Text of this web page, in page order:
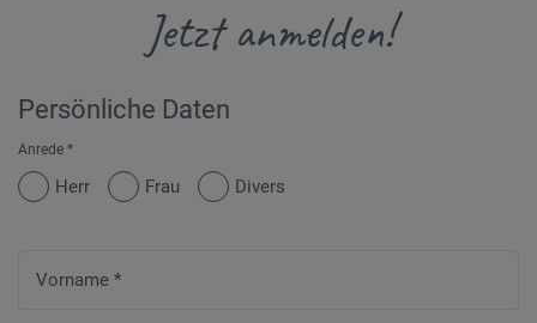
Jetzt anmelden!
Persönliche Daten
Anrede *
Herr Frau Divers
Vorname *